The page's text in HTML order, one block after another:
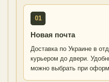
01
Новая почта
Доставка по Украине в
курьером до двери.
можно выбрать при